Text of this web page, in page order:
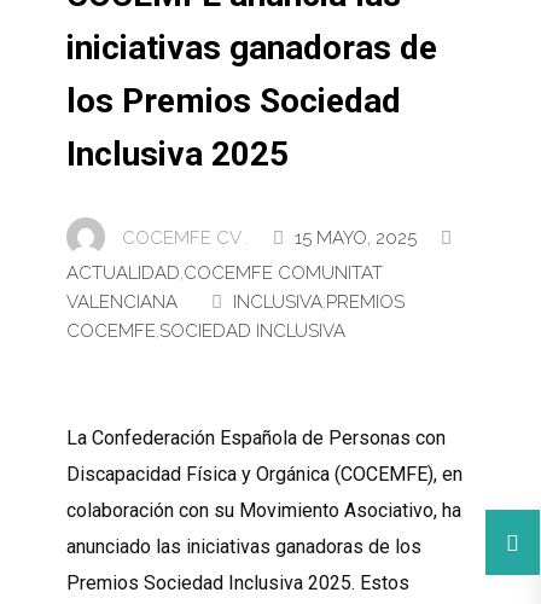
iniciativas ganadoras de
los Premios Sociedad
Inclusiva 2025
COCEMFE CV .
15 MAYO, 2025
ACTUALIDAD,COCEMFE COMUNITAT
VALENCIANA
INCLUSIVA,PREMIOS
COCEMFE,SOCIEDAD INCLUSIVA
La Confederación Española de Personas con
Discapacidad Física y Orgánica (COCEMFE), en
colaboración con su Movimiento Asociativo, ha
anunciado las iniciativas ganadoras de los
Premios Sociedad Inclusiva 2025. Estos